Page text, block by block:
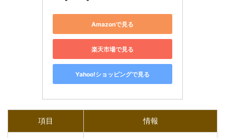
Amazonで見る
楽天市場で見る
Yahoo!ショッピングで見る
項目 情報